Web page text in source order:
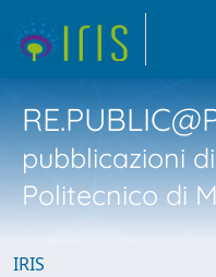
pubblicazioni
Politecnico di
IRIS